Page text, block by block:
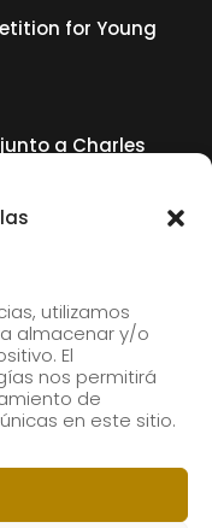
utilizamos
almacenar y/o
El
nos permitirá
de
en este sitio.
for Young
a Charles
our news by